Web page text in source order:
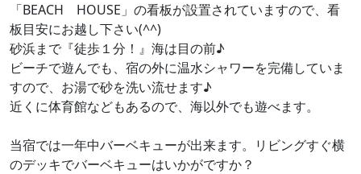
「BEACH HOUSE」の看板が設置されていますので、看
板目安にお越し下さい(^^)
砂浜まで『徒歩１分！』海は目の前♪
ビーチで遊んでも、宿の外に温水シャワーを完備していま
すので、お湯で砂を洗い流せます♪
近くに体育館などもあるので、海以外でも遊べます。
当宿では一年中バーベキューが出来ます。リビングすぐ横
のデッキでバーベキューはいかがですか？